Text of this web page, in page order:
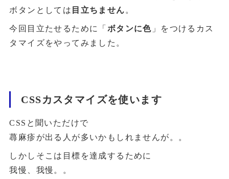
ボタンとしては 目立ちません 。
今回目立たせるために「 ボタンに色 」をつけるカス
タマイズをやってみました。
CSSカスタマイズを使います
CSSと聞いただけで
蕁麻疹が出る人が多いかもしれませんが。。
しかしそこは目標を達成するために
我慢、我慢。。